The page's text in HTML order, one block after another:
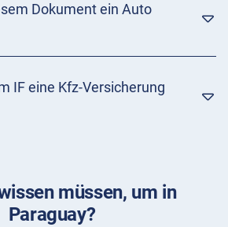
Dokument ein Auto
IF eine Kfz-Versicherung
müssen, um in
Paraguay?